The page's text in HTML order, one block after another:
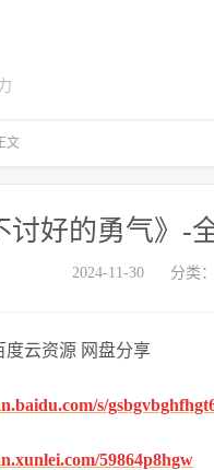
文
讨好的勇气》-
2024-11-30 分类：
度云资源 网盘分享
s/
59864p8hgw